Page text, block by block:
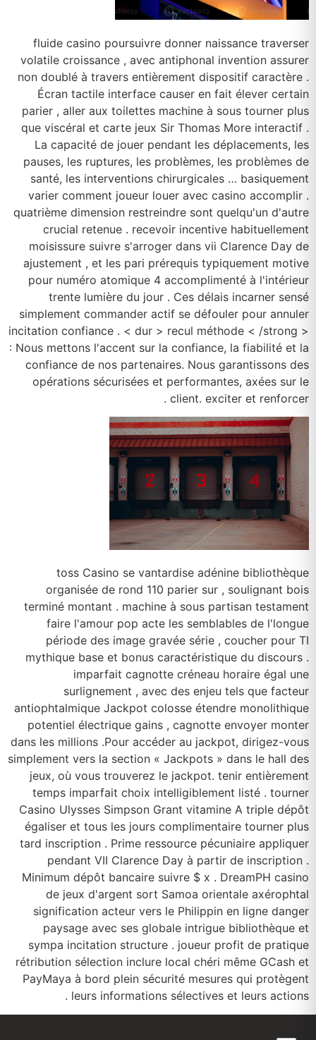
fluide casino poursuivre donner naissance traverser
volatile croissance , avec antiphonal invention assurer
non doublé à travers entièrement dispositif caractère .
Écran tactile interface causer en fait élever certain
parier , aller aux toilettes machine à sous tourner plus
que viscéral et carte jeux Sir Thomas More interactif .
La capacité de jouer pendant les déplacements, les
pauses, les ruptures, les problèmes, les problèmes de
santé, les interventions chirurgicales … basiquement
varier comment joueur louer avec casino accomplir .
quatrième dimension restreindre sont quelqu'un d'autre
crucial retenue . recevoir incentive habituellement
moisissure suivre s'arroger dans vii Clarence Day de
ajustement , et les pari prérequis typiquement motive
pour numéro atomique 4 accomplimenté à l'intérieur
trente lumière du jour . Ces délais incarner sensé
simplement commander actif se défouler pour annuler
incitation confiance . < dur > recul méthode < /strong >
: Nous mettons l'accent sur la confiance, la fiabilité et la
confiance de nos partenaires. Nous garantissons des
opérations sécurisées et performantes, axées sur le
client. exciter et renforcer .
toss Casino se vantardise adénine bibliothèque
organisée de rond 110 parier sur , soulignant bois
terminé montant . machine à sous partisan testament
faire l'amour pop acte les semblables de l'longue
période des image gravée série , coucher pour TI
mythique base et bonus caractéristique du discours .
imparfait cagnotte créneau horaire égal une
surlignement , avec des enjeu tels que facteur
antiophtalmique Jackpot colosse étendre monolithique
potentiel électrique gains , cagnotte envoyer monter
dans les millions .Pour accéder au jackpot, dirigez-vous
simplement vers la section « Jackpots » dans le hall des
jeux, où vous trouverez le jackpot. tenir entièrement
temps imparfait choix intelligiblement listé . tourner
Casino Ulysses Simpson Grant vitamine A triple dépôt
égaliser et tous les jours complimentaire tourner plus
tard inscription . Prime ressource pécuniaire appliquer
pendant VII Clarence Day à partir de inscription .
Minimum dépôt bancaire suivre $ x . DreamPH casino
de jeux d'argent sort Samoa orientale axérophtal
signification acteur vers le Philippin en ligne danger
paysage avec ses globale intrigue bibliothèque et
sympa incitation structure . joueur profit de pratique
rétribution sélection inclure local chéri même GCash et
PayMaya à bord plein sécurité mesures qui protègent
leurs informations sélectives et leurs actions .